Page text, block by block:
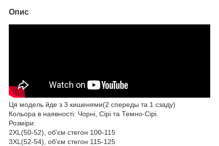
Опис
Ця модель йде з 3 кишенями(2 спереды та 1 сзаду)
Кольора в наявності: Чорні, Сірі та Темно-Сірі.
Розміри:
2XL(50-52), об'єм стегон 100-115
3XL(52-54), об'єм стегон 115-125